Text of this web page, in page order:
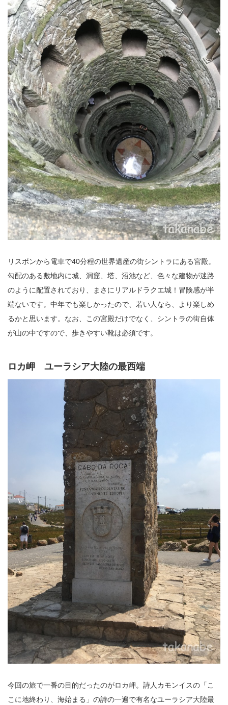
リスボンから電車で40分程の世界遺産の街シントラにある宮殿。
勾配のある敷地内に城、洞窟、塔、沼池など、色々な建物が迷路
のように配置されており、まさにリアルドラクエ城！冒険感が半
端ないです。中年でも楽しかったので、若い人なら、より楽しめ
るかと思います。なお、この宮殿だけでなく、シントラの街自体
が山の中ですので、歩きやすい靴は必須です。
ロカ岬 ユーラシア大陸の最西端
今回の旅で一番の目的だったのがロカ岬。詩人カモンイスの「こ
こに地終わり、海始まる」の詩の一遍で有名なユーラシア大陸最